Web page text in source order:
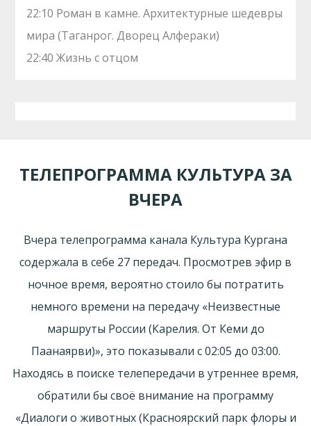
22:10 Роман в камне. Архитектурные шедевры
мира (Таганрог. Дворец Алфераки)
22:40 Жизнь с отцом
ТЕЛЕПРОГРАММА КУЛЬТУРА ЗА
ВЧЕРА
Вчера телепрограмма канала Культура Кургана
содержала в себе 27 передач. Просмотрев эфир в
ночное время, вероятно стоило бы потратить
немного времени на передачу «Неизвестные
маршруты России (Карелия. От Кеми до
Паанаярви)», это показывали с 02:05 до 03:00.
Находясь в поиске телепередачи в утреннее время,
обратили бы своё внимание на программу
«Диалоги о животных (Красноярский парк флоры и